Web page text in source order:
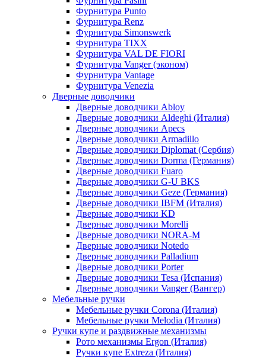
Фурнитура Punto
Фурнитура Renz
Фурнитура Simonswerk
Фурнитура TIXX
Фурнитура VAL DE FIORI
Фурнитура Vanger (эконом)
Фурнитура Vantage
Фурнитура Venezia
Дверные доводчики
Дверные доводчики Abloy
Дверные доводчики Aldeghi (Италия)
Дверные доводчики Apecs
Дверные доводчики Armadillo
Дверные доводчики Diplomat (Сербия)
Дверные доводчики Dorma (Германия)
Дверные доводчики Fuaro
Дверные доводчики G-U BKS
Дверные доводчики Geze (Германия)
Дверные доводчики IBFM (Италия)
Дверные доводчики KD
Дверные доводчики Morelli
Дверные доводчики NORA-M
Дверные доводчики Notedo
Дверные доводчики Palladium
Дверные доводчики Porter
Дверные доводчики Tesa (Испания)
Дверные доводчики Vanger (Вангер)
Мебельные ручки
Мебельные ручки Corona (Италия)
Мебельные ручки Melodia (Италия)
Ручки купе и раздвижные механизмы
Рото механизмы Ergon (Италия)
Ручки купе Extreza (Италия)